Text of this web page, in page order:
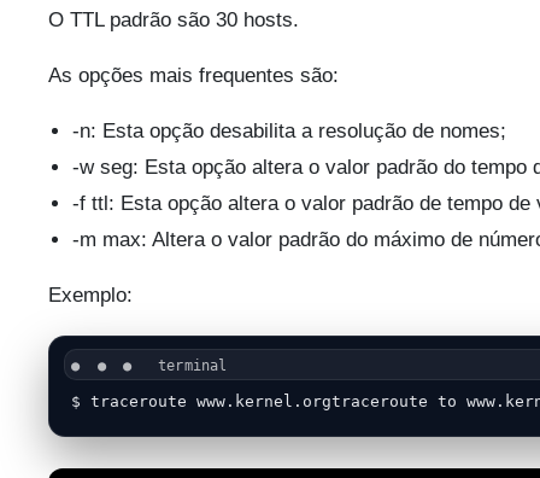
O TTL padrão são 30 hosts.
As opções mais frequentes são:
-n: Esta opção desabilita a resolução de nomes;
-w seg: Esta opção altera o valor padrão do
-f ttl: Esta opção altera o valor padrão de tempo
-m max: Altera o valor padrão do máximo de
Exemplo:
$ traceroute www.kernel.orgtraceroute to